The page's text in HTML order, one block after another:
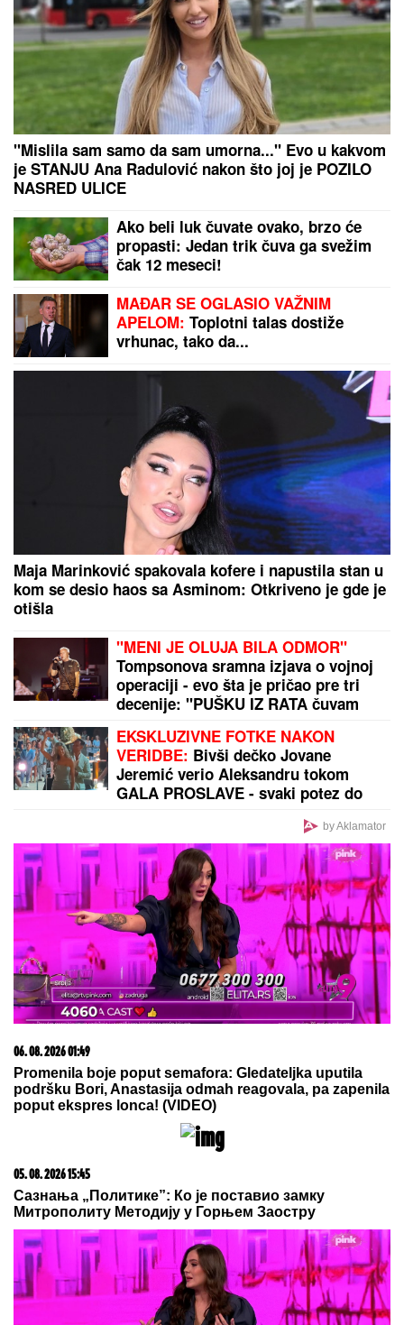
"Mislila sam samo da sam umorna..." Evo u kakvom
je STANJU Ana Radulović nakon što joj je POZILO
NASRED ULICE
Ako beli luk čuvate ovako, brzo će
propasti: Jedan trik čuva ga svežim
čak 12 meseci!
MAĐAR SE OGLASIO VAŽNIM
APELOM: Toplotni talas dostiže
vrhunac, tako da...
Maja Marinković spakovala kofere i napustila stan u
kom se desio haos sa Asminom: Otkriveno je gde je
otišla
"MENI JE OLUJA BILA ODMOR"
Tompsonova sramna izjava o vojnoj
operaciji - evo šta je pričao pre tri
decenije: "PUŠKU IZ RATA čuvam
EKSKLUZIVNE FOTKE NAKON
VERIDBE: Bivši dečko Jovane
Jeremić verio Aleksandru tokom
GALA PROSLAVE - svaki potez do
by Aklamator
06. 08. 2026 01:49
Promenila boje poput semafora: Gledateljka uputila
podršku Bori, Anastasija odmah reagovala, pa zapenila
poput ekspres lonca! (VIDEO)
05. 08. 2026 15:45
Сазнања „Политике”: Ко је поставио замку
Митрополиту Методију у Горњем Заостру